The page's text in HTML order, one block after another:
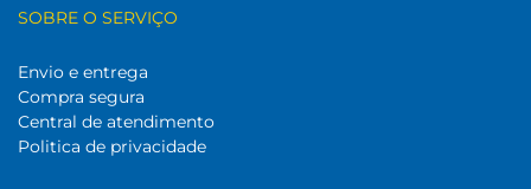
SOBRE O SERVIÇO
Envio e entrega
Compra segura
Central de atendimento
Politica de privacidade